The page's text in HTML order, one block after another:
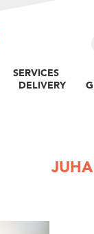
SERVICES
DELIVERY